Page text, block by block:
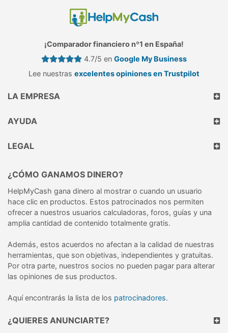
¡Comparador financiero nº1 en España!
4.7/5 en Google My Business
Lee nuestras excelentes opiniones en Trustpilot
LA EMPRESA
AYUDA
LEGAL
¿CÓMO GANAMOS DINERO?
HelpMyCash gana dinero al mostrar o cuando un usuario
hace clic en productos. Estos patrocinados nos permiten
ofrecer a nuestros usuarios calculadoras, foros, guías y una
amplia cantidad de contenido totalmente gratis.
Además, estos acuerdos no afectan a la calidad de nuestras
herramientas, que son objetivas, independientes y gratuitas.
Por otra parte, nuestros socios no pueden pagar para alterar
las opiniones de sus productos.
Aquí encontrarás la lista de los patrocinadores.
¿QUIERES ANUNCIARTE?